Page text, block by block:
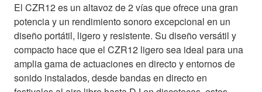
El CZR12 es un altavoz de 2 vías que ofrece una gran
potencia y un rendimiento sonoro excepcional en un
diseño portátil, ligero y resistente. Su diseño versátil y
compacto hace que el CZR12 ligero sea ideal para una
amplia gama de actuaciones en directo y entornos de
sonido instalados, desde bandas en directo en